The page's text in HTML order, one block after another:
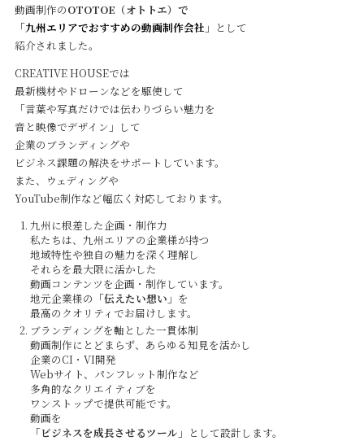
Service
Reservation
公式アプリ
Contact
動画制作のOTOTOE（オトトエ）で
「九州エリアでおすすめの動画制作会社 」 として
紹介されました。
CREATIVE HOUSEでは
最新機材やドローンなどを駆使して
「言葉や写真だけでは伝わりづらい魅力を
音と映像でデザイン」して
企業のブランディングや
ビジネス課題の解決をサポートしています。
また、ウェディングや
YouTube制作など幅広く対応しております。
九州に根差した企画・制作力
私たちは、九州エリアの企業様が持つ
地域特性や独自の魅力を深く理解し
それらを最大限に活かした
動画コンテンツを企画・制作しています。
地元企業様の 「伝えたい想い」 を
最高のクオリティでお届けします。
ブランディングを軸とした一貫体制
動画制作にとどまらず、あらゆる知見を活かし
企業のCI・VI開発
Webサイト、パンフレット制作など
多角的なクリエイティブを
ワンストップで提供可能です。
動画を
「ビジネスを成長させるツール」 として設計します。